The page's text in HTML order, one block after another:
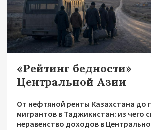
«Рейтинг бедности»
Центральной Азии
От нефтяной ренты Казахстана до
мигрантов в Таджикистан: из чего
неравенство доходов в